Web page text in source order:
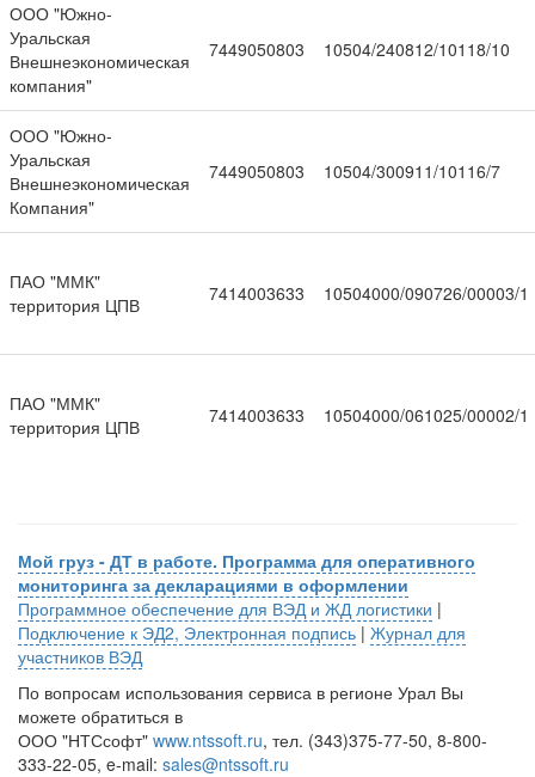
ООО "Южно-
Уральская
Внешнеэкономическая
компания"
7449050803 10504/240812/10118/10
ООО "Южно-
Уральская
Внешнеэкономическая
Компания"
7449050803 10504/300911/10116/7
ПАО "ММК"
территория ЦПВ
7414003633 10504000/090726/00003/1
ПАО "ММК"
территория ЦПВ
7414003633 10504000/061025/00002/1
Мой груз - ДТ в работе. Программа для оперативного
мониторинга за декларациями в оформлении
Программное обеспечение для ВЭД и ЖД логистики |
Подключение к ЭД2, Электронная подпись | Журнал для
участников ВЭД
По вопросам использования сервиса в регионе Урал Вы
можете обратиться в
ООО "НТСсофт" www.ntssoft.ru, тел. (343)375-77-50, 8-800-
333-22-05, e-mail: sales@ntssoft.ru